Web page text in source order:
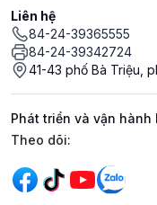
Liên hệ
84-24-39365555
84-24-39342724
41-43 phố Bà Triệu,
Phát triển và vận hành
Mạng xã hội
Theo dõi: